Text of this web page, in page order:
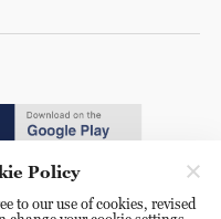
Policy
to our use of cookies, revised